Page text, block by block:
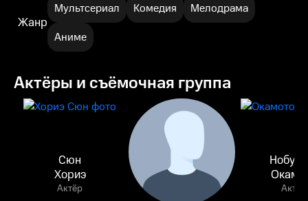
Жанр
Мультсериал Комедия
Мелодрама
Аниме
Актёры и съёмочная группа
Сюн
Хориэ
Актёр Актёр